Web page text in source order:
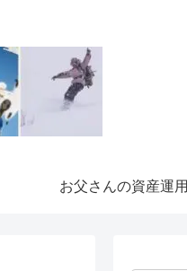
お父さんの資産運用